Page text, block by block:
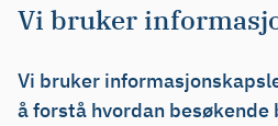
Vi bruker
Vi bruker
å forstå hvordan